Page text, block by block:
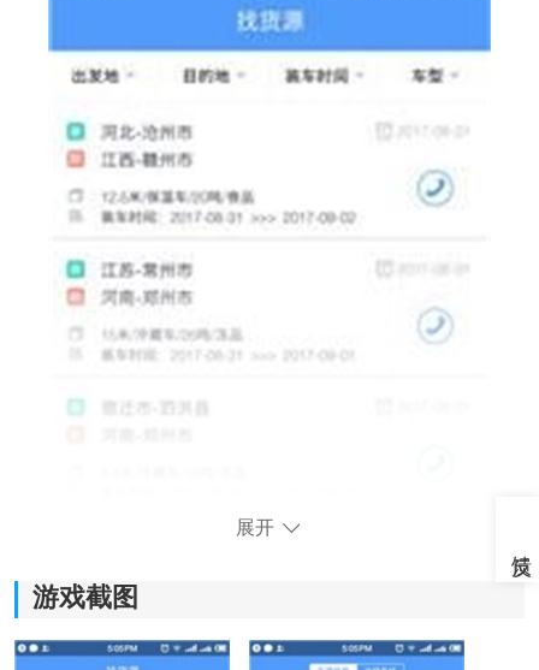
展开
游戏截图